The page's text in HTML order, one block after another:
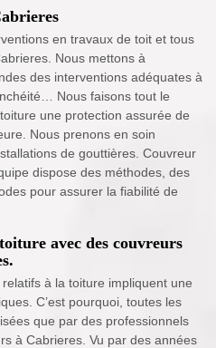
en travaux de toit et tous
Nous mettons à
des interventions adéquates à
Nous faisons tout le
une protection assurée de
Nous prenons en soin
de gouttières. Couvreur
dispose des méthodes, des
pour assurer la fiabilité de
avec des couvreurs
à la toiture impliquent une
C’est pourquoi, toutes les
que par des professionnels
à Cabrieres. Vu par des années